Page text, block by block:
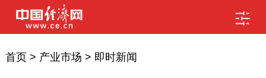
首页> 产业市场 > 即时新闻